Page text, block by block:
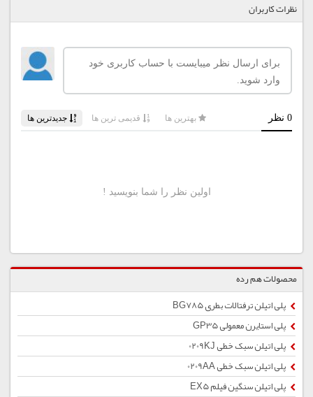
نظرات کاربران
محصولات هم رده
پلی اتیلن ترفتالات بطری BG785
پلی استایرن معمولی GP35
پلی اتیلن سبک خطی 0209KJ
پلی اتیلن سبک خطی 0209AA
پلی اتیلن سنگین فیلم EX5